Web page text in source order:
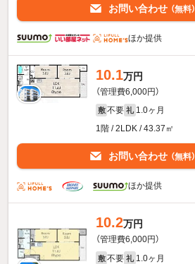
お問い合わせ （無料）
ほか提供
10.1万円
（管理費6,000円）
敷 不要 礼 1.0ヶ月
1階 / 2LDK / 43.37㎡
お問い合わせ （無料）
ほか提供
10.2万円
（管理費6,000円）
敷 不要 礼 1.0ヶ月